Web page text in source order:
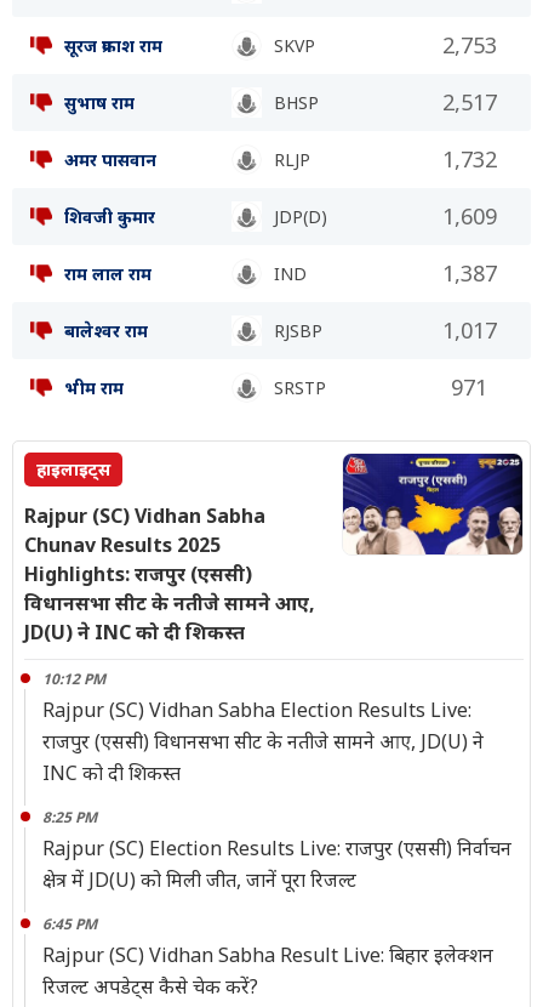
सूरज प्रकाश राम SKVP 2,753
सुभाष राम BHSP 2,517
अमर पासवान RLJP 1,732
शिवजी कुमार JDP(D) 1,609
राम लाल राम IND 1,387
बालेश्वर राम RJSBP 1,017
भीम राम SRSTP 971
हाइलाइट्स
Rajpur (SC) Vidhan Sabha
Chunav Results 2025
Highlights: राजपुर (एससी)
विधानसभा सीट के नतीजे सामने आए,
JD(U) ने INC को दी शिकस्त
10:12 PM
Rajpur (SC) Vidhan Sabha Election Results Live:
राजपुर (एससी) विधानसभा सीट के नतीजे सामने आए, JD(U) ने
INC को दी शिकस्त
8:25 PM
Rajpur (SC) Election Results Live: राजपुर (एससी) निर्वाचन
क्षेत्र में JD(U) को मिली जीत, जानें पूरा रिजल्ट
6:45 PM
Rajpur (SC) Vidhan Sabha Result Live: बिहार इलेक्शन
रिजल्ट अपडेट्स कैसे चेक करें?